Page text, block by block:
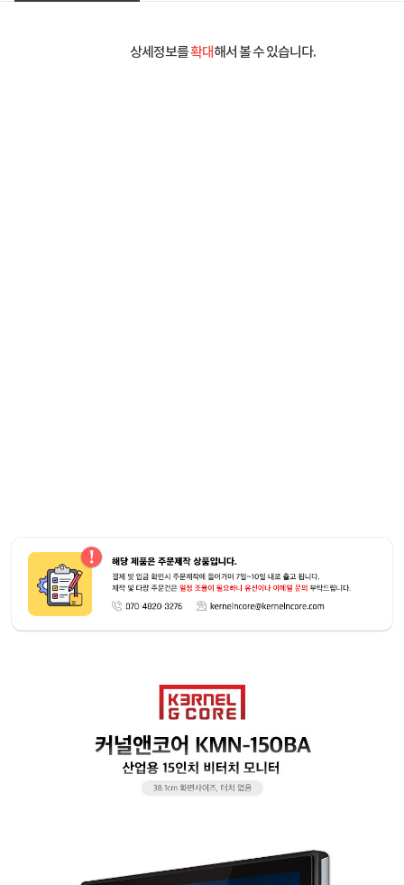
상세정보를확대해서 볼 수 있습니다.